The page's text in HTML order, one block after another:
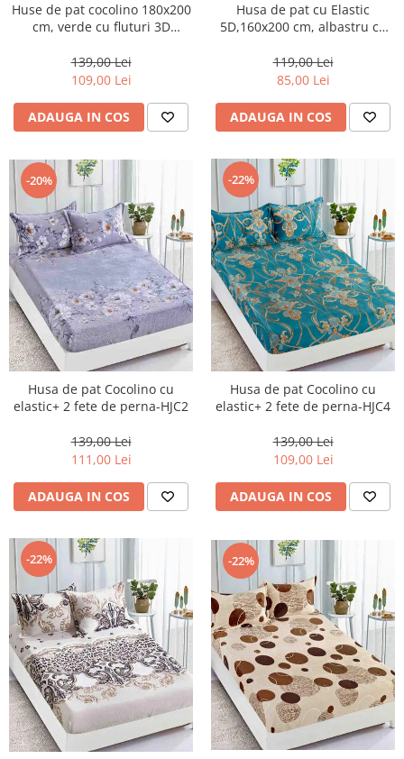
Huse de pat cocolino 180x200
cm, verde cu fluturi 3D
139,00 Lei
109,00 Lei
ADAUGA IN COS
Husa de pat cu Elastic
5D,160x200 cm, albastru cu
119,00 Lei
85,00 Lei
ADAUGA IN COS
-20%
Husa de pat Cocolino cu
elastic+ 2 fete de perna-HJC2
139,00 Lei
111,00 Lei
ADAUGA IN COS
-22%
Husa de pat Cocolino cu
elastic+ 2 fete de perna-HJC4
139,00 Lei
109,00 Lei
ADAUGA IN COS
-22% -22%